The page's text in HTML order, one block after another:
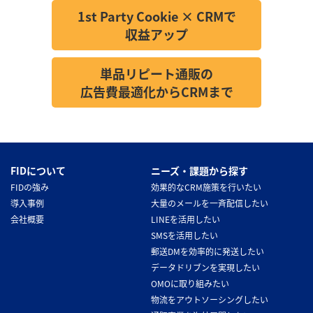
1st Party Cookie × CRMで
収益アップ
単品リピート通販の
広告費最適化からCRMまで
FIDについて
FIDの強み
導入事例
会社概要
ニーズ・課題から探す
効果的なCRM施策を行いたい
大量のメールを一斉配信したい
LINEを活用したい
SMSを活用したい
郵送DMを効率的に発送したい
データドリブンを実現したい
OMOに取り組みたい
物流をアウトソーシングしたい